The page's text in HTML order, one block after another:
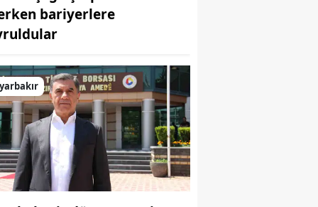
Bilecik
Bitlis
Bolu
Burdur
Bursa
Çanakkale
bariyerlere